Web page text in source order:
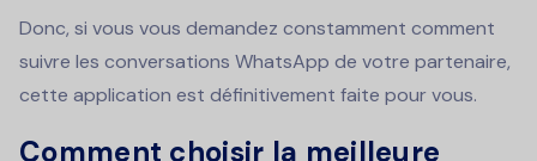
Donc, si vous vous demandez constamment comment
suivre les conversations WhatsApp de votre partenaire,
cette application est définitivement faite pour vous.
Comment choisir la meilleure